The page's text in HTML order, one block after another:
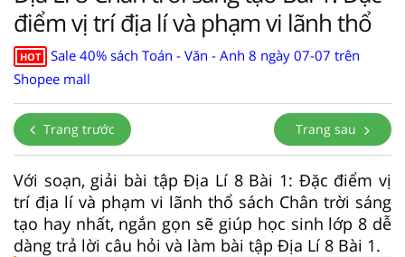
điểm vị trí địa lí và phạm vi lãnh thổ
HOT
Sale 40% sách Toán - Văn - Anh 8 ngày 07-07 trên
Shopee mall
Trang trước Trang sau
Với soạn, giải bài tập Địa Lí 8 Bài 1: Đặc điểm vị
trí địa lí và phạm vi lãnh thổ sách Chân trời sáng
tạo hay nhất, ngắn gọn sẽ giúp học sinh lớp 8 dễ
dàng trả lời câu hỏi và làm bài tập Địa Lí 8 Bài 1.